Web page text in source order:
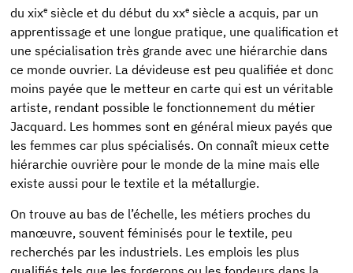
du xixe siècle et du début du xxe siècle a acquis, par un
apprentissage et une longue pratique, une qualification et
une spécialisation très grande avec une hiérarchie dans
ce monde ouvrier. La dévideuse est peu qualifiée et donc
moins payée que le metteur en carte qui est un véritable
artiste, rendant possible le fonctionnement du métier
Jacquard. Les hommes sont en général mieux payés que
les femmes car plus spécialisés. On connaît mieux cette
hiérarchie ouvrière pour le monde de la mine mais elle
existe aussi pour le textile et la métallurgie.
On trouve au bas de l’échelle, les métiers proches du
manœuvre, souvent féminisés pour le textile, peu
recherchés par les industriels. Les emplois les plus